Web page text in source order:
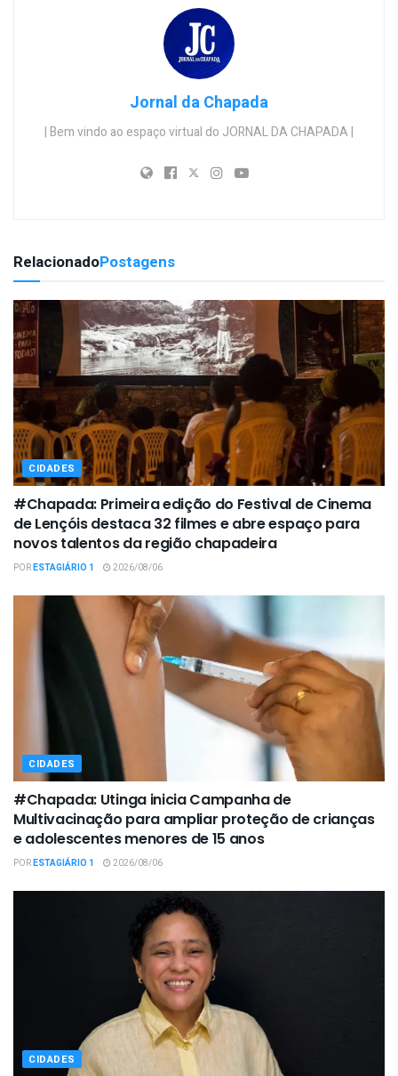
Jornal da Chapada
| Bem vindo ao espaço virtual do JORNAL DA CHAPADA |
RelacionadoPostagens
CIDADES
#Chapada: Primeira edição do Festival de Cinema
de Lençóis destaca 32 filmes e abre espaço para
novos talentos da região chapadeira
PORESTAGIÁRIO 1 2026/08/06
CIDADES
#Chapada: Utinga inicia Campanha de
Multivacinação para ampliar proteção de crianças
e adolescentes menores de 15 anos
PORESTAGIÁRIO 1 2026/08/06
CIDADES